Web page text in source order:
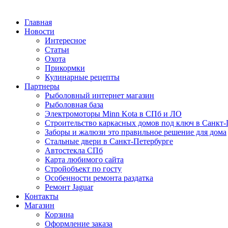
Главная
Новости
Интересное
Статьи
Охота
Прикормки
Кулинарные рецепты
Партнеры
Рыболовный интернет магазин
Рыболовная база
Электромоторы Minn Kota в СПб и ЛО
Строительство каркасных домов под ключ в Санкт-
Заборы и жалюзи это правильное решение для дома
Стальные двери в Санкт-Петербурге
Автостекла СПб
Карта любимого сайта
Стройобъект по госту
Особенности ремонта раздатка
Ремонт Jaguar
Контакты
Магазин
Корзина
Оформление заказа